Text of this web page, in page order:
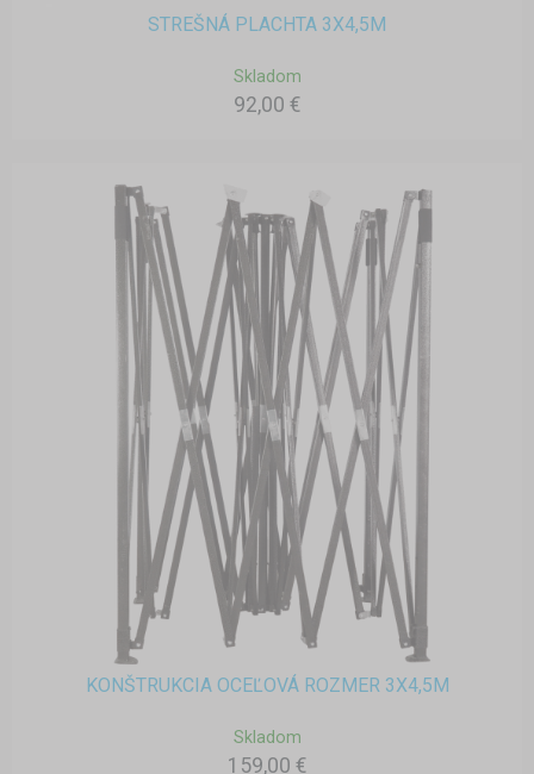
STREŠNÁ PLACHTA 3X4,5M
Skladom
92,00 €
KONŠTRUKCIA OCEĽOVÁ ROZMER 3X4,5M
Skladom
159,00 €